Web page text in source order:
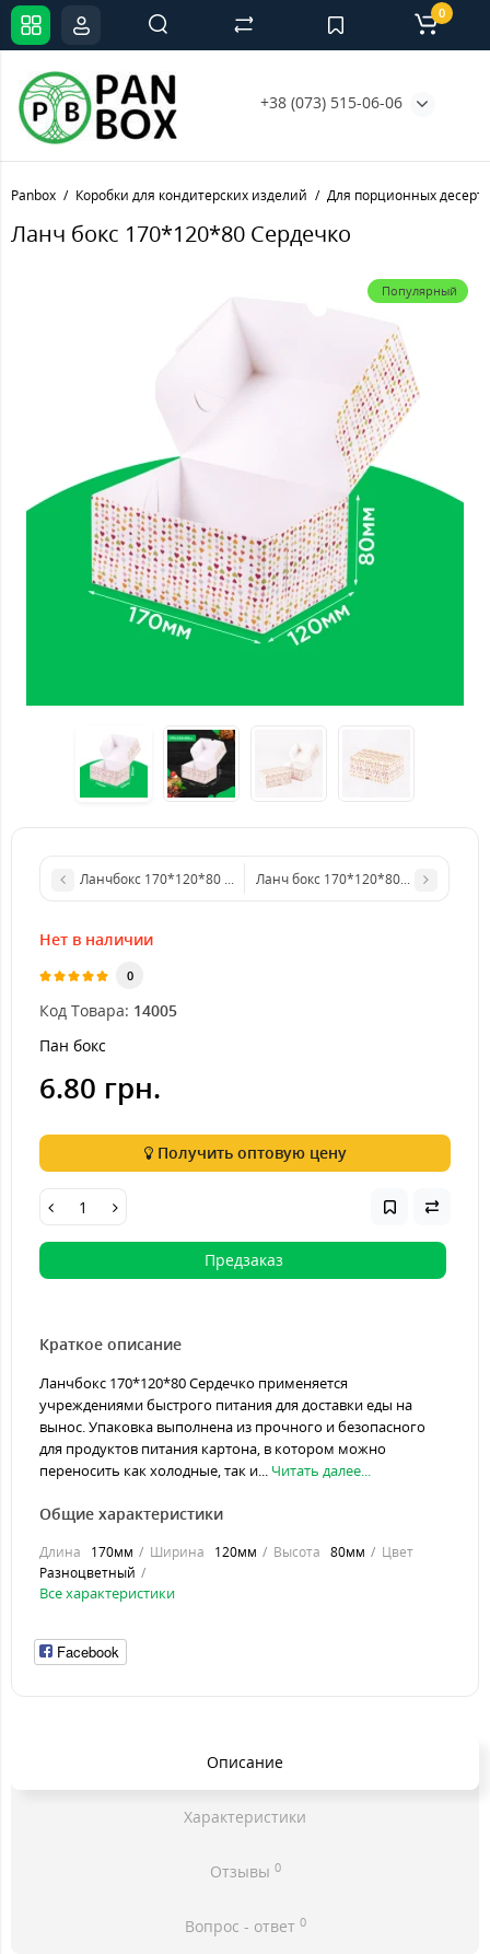
+38 (073) 515-06-06
0
Panbox Коробки для кондитерских изделий Для порционных
Ланч бокс 170*120*80 Сердечко
Популярный
Ланчбокс 170*120*80 белый. DSЛанч бокс 170*120*80 Розовое
Нет в наличии
0
Код Товара: 14005
Пан бокс
6.80 грн.
Получить оптовую цену
Предзаказ
Краткое описание
Ланчбокс 170*120*80 Сердечко применяется
учреждениями быстрого питания для доставки еды на
вынос. Упаковка выполнена из прочного и безопасного
для продуктов питания картона, в котором можно
переносить как холодные, так и... Читать далее...
Общие характеристики
Длина 170мм Ширина 120мм Высота 80мм
Цвет
Разноцветный
Все характеристики
Facebook
Описание
Характеристики
Отзывы 0
Вопрос - ответ 0